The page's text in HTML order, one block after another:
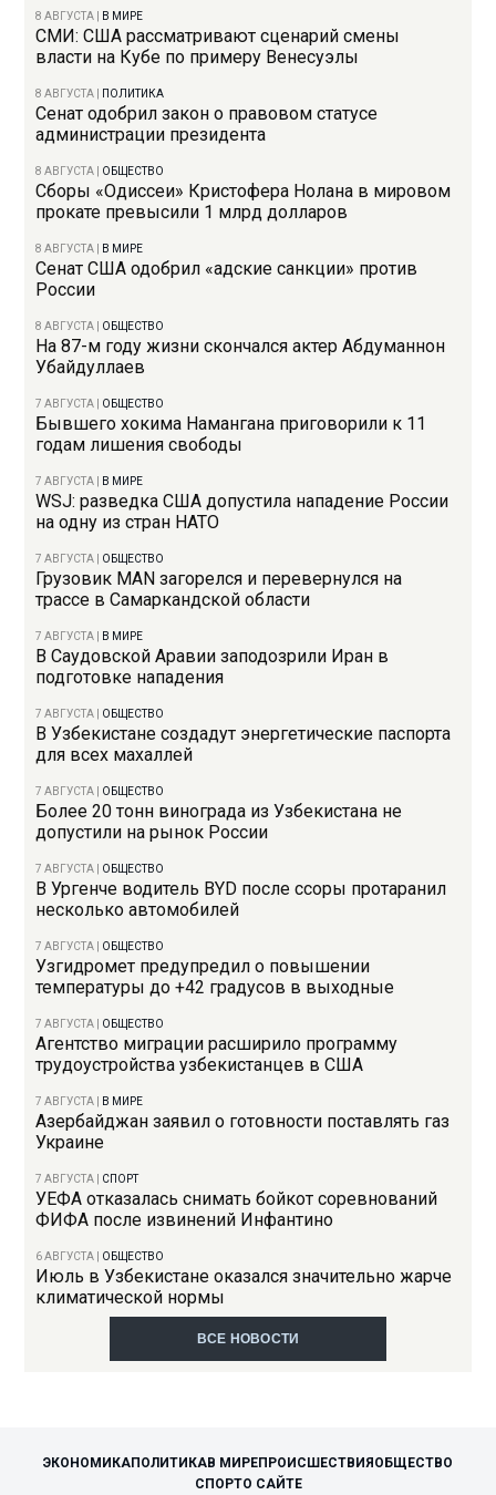
8 АВГУСТА В МИРЕ
СМИ: США рассматривают сценарий смены
власти на Кубе по примеру Венесуэлы
8 АВГУСТА ПОЛИТИКА
Сенат одобрил закон о правовом статусе
администрации президента
8 АВГУСТА ОБЩЕСТВО
Сборы «Одиссеи» Кристофера Нолана в мировом
прокате превысили 1 млрд долларов
8 АВГУСТА В МИРЕ
Сенат США одобрил «адские санкции» против
России
8 АВГУСТА ОБЩЕСТВО
На 87-м году жизни скончался актер Абдуманнон
Убайдуллаев
7 АВГУСТА ОБЩЕСТВО
Бывшего хокима Намангана приговорили к 11
годам лишения свободы
7 АВГУСТА В МИРЕ
WSJ: разведка США допустила нападение России
на одну из стран НАТО
7 АВГУСТА ОБЩЕСТВО
Грузовик MAN загорелся и перевернулся на
трассе в Самаркандской области
7 АВГУСТА В МИРЕ
В Саудовской Аравии заподозрили Иран в
подготовке нападения
7 АВГУСТА ОБЩЕСТВО
В Узбекистане создадут энергетические паспорта
для всех махаллей
7 АВГУСТА ОБЩЕСТВО
Более 20 тонн винограда из Узбекистана не
допустили на рынок России
7 АВГУСТА ОБЩЕСТВО
В Ургенче водитель BYD после ссоры протаранил
несколько автомобилей
7 АВГУСТА ОБЩЕСТВО
Узгидромет предупредил о повышении
температуры до +42 градусов в выходные
7 АВГУСТА ОБЩЕСТВО
Агентство миграции расширило программу
трудоустройства узбекистанцев в США
7 АВГУСТА В МИРЕ
Азербайджан заявил о готовности поставлять газ
Украине
7 АВГУСТА СПОРТ
УЕФА отказалась снимать бойкот соревнований
ФИФА после извинений Инфантино
6 АВГУСТА ОБЩЕСТВО
Июль в Узбекистане оказался значительно жарче
климатической нормы
ВСЕ НОВОСТИ
ЭКОНОМИКАПОЛИТИКАВ МИРЕПРОИСШЕСТВИЯОБЩЕСТВО
СПОРТО САЙТЕ